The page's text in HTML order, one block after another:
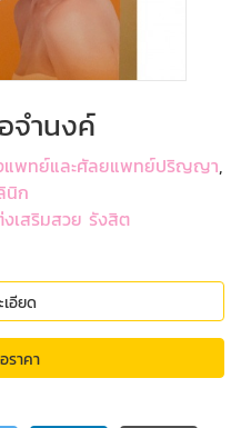
จำนงค์
พทย์และศัลยแพทย์ปริญญา,
นิก
เสริมสวย รังสิต
อียด
ราคา